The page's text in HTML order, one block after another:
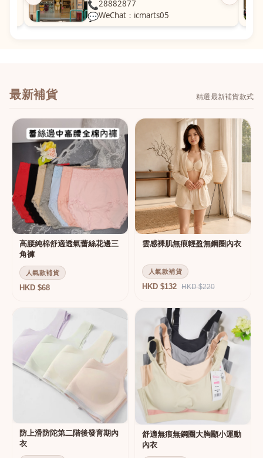
📞28882877
💬WeChat：icmarts05
最新補貨 精選最新補貨款式
高腰純棉舒適透氣蕾絲花邊三
角褲
人氣款補貨
HKD $68
雲感裸肌無痕輕盈無鋼圈內衣
人氣款補貨
HKD $132 HKD $220
防上滑防陀第二階後發育期內
衣
舒適無痕無鋼圈大胸顯小運動
內衣